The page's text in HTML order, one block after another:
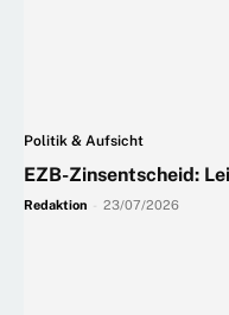
Politik & Aufsicht
EZB-Zinsentscheid:
Redaktion 23/07/2026